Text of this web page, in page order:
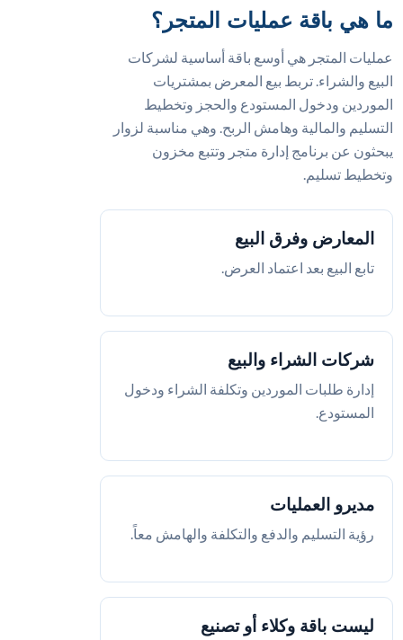
ما هي باقة عمليات المتجر؟
عمليات المتجر هي أوسع باقة أساسية لشركات
البيع والشراء. تربط بيع المعرض بمشتريات
الموردين ودخول المستودع والحجز وتخطيط
التسليم والمالية وهامش الربح. وهي مناسبة لزوار
يبحثون عن برنامج إدارة متجر وتتبع مخزون
وتخطيط تسليم.
المعارض وفرق البيع
تابع البيع بعد اعتماد العرض.
شركات الشراء والبيع
إدارة طلبات الموردين وتكلفة الشراء ودخول
المستودع.
مديرو العمليات
رؤية التسليم والدفع والتكلفة والهامش معاً.
ليست باقة وكلاء أو تصنيع